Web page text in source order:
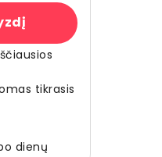
tikrasis
dienų